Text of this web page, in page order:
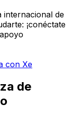
internacional de
¡conéctate
con Xe
de